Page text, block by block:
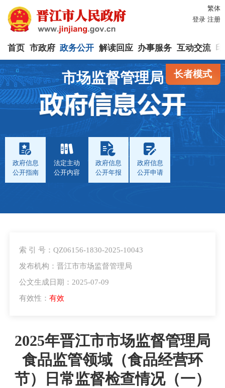
繁体
登录 注册
首页 市政府 政务公开 解读回应 办事服务 互动交流
长者模式
市场监督管理局
政府信息
公开指南
法定主动
公开内容
政府信息
公开年报
政府信息
公开申请
索 引 号：QZ06156-1830-2025-10043
发布机构：晋江市市场监督管理局
公文生成日期：2025-07-09
有效性： 有效
2025年晋江市市场监督管理局
食品监管领域（食品经营环
节）日常监督检查情况（一）